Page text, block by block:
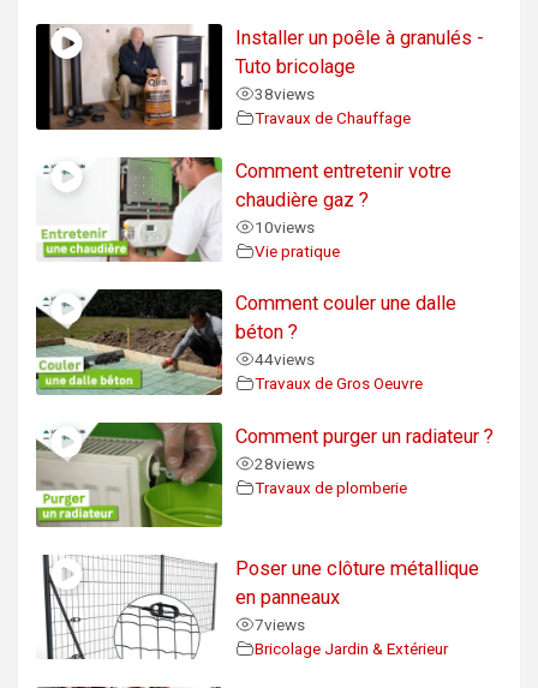
Installer un poêle à granulés -
Tuto bricolage
38views
Travaux de Chauffage
Comment entretenir votre
chaudière gaz ?
10views
Vie pratique
Comment couler une dalle
béton ?
44views
Travaux de Gros Oeuvre
Comment purger un radiateur ?
28views
Travaux de plomberie
Poser une clôture métallique
en panneaux
7views
Bricolage Jardin & Extérieur